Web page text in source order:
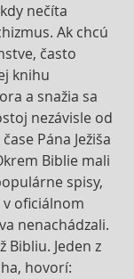
nečíta
Ak chcú
často
knihu
a snažia sa
nezávisle od
Pána Ježiša
Biblie mali
spisy,
oficiálnom
nenachádzali.
Bibliu. Jeden z
hovorí: